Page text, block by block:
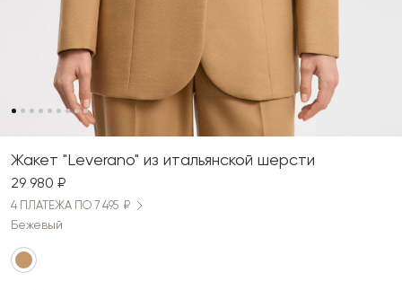
Жакет "Leverano" из итальянской шерсти
29 980 ₽
4 ПЛАТЕЖА ПО 7 495 ₽
Бежевый